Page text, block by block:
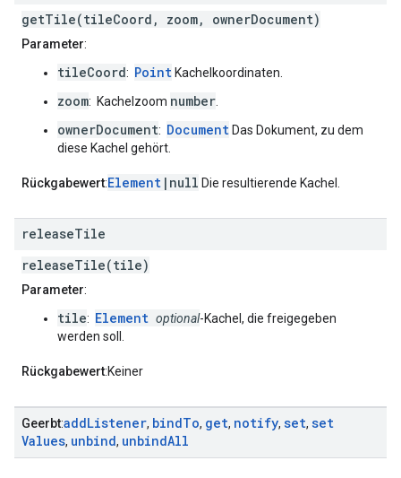
getTile(tileCoord, zoom, ownerDocument)
Parameter:
tileCoord: Point Kachelkoordinaten.
zoom: Kachelzoom number
ownerDocument: Document Das Dokument, zu dem
diese Kachel gehört.
Rückgabewert:Element |null Die resultierende Kachel.
releaseTile
releaseTile(tile)
Parameter:
tile: Element optional-Kachel, die freigegeben
werden soll.
Rückgabewert:Keiner
Geerbt:addListener, bindTo, get, notify, set, set
Values, unbind, unbindAll